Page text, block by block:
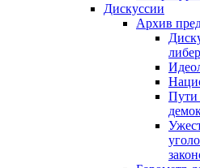
Дискуссии
Архив
Пути